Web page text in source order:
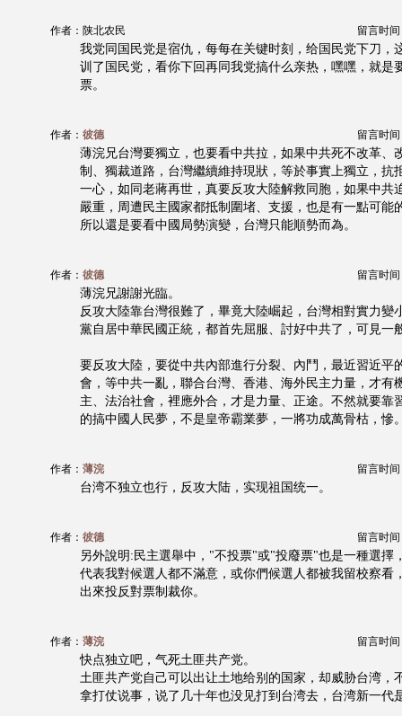
作者：陕北农民 留言时间
我党同国民党是宿仇，每每在关键时刻，给国民党下刀，
训了国民党，看你下回再同我党搞什么亲热，嘿嘿，就是
票。
作者： 彼德 留言时间
薄浣兄台灣要獨立，也要看中共拉，如果中共死不改革、
制、獨裁道路，台灣繼續維持現狀，等於事實上獨立，抗
一心，如同老蔣再世，真要反攻大陸解救同胞，如果中共
嚴重，周遭民主國家都抵制圍堵、支援，也是有一點可能
所以還是要看中國局勢演變，台灣只能順勢而為。
作者： 彼德 留言时间
薄浣兄謝謝光臨。
反攻大陸靠台灣很難了，畢竟大陸崛起，台灣相對實力變
黨自居中華民國正統，都首先屈服、討好中共了，可見一
要反攻大陸，要從中共內部進行分裂、內鬥，最近習近平
會，等中共一亂，聯合台灣、香港、海外民主力量，才有
主、法治社會，裡應外合，才是力量、正途。不然就要靠
的搞中國人民夢，不是皇帝霸業夢，一將功成萬骨枯，慘
作者： 薄浣 留言时间
台湾不独立也行，反攻大陆，实现祖国统一。
作者： 彼德 留言时间
另外說明:民主選舉中，"不投票"或"投廢票"也是一種選擇
代表我對候選人都不滿意，或你們候選人都被我留校察看
出來投反對票制裁你。
作者： 薄浣 留言时间
快点独立吧，气死土匪共产党。
土匪共产党自己可以出让土地给别的国家，却威胁台湾，
拿打仗说事，说了几十年也没见打到台湾去，台湾新一代